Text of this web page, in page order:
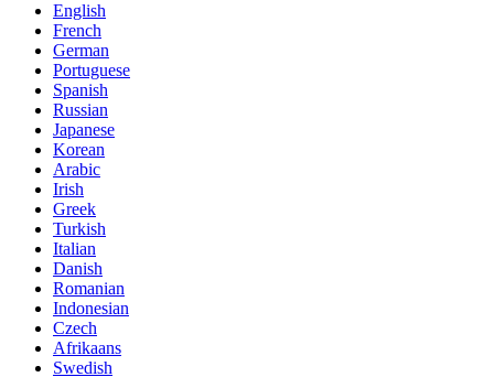
English
French
German
Portuguese
Spanish
Russian
Japanese
Korean
Arabic
Irish
Greek
Turkish
Italian
Danish
Romanian
Indonesian
Czech
Afrikaans
Swedish